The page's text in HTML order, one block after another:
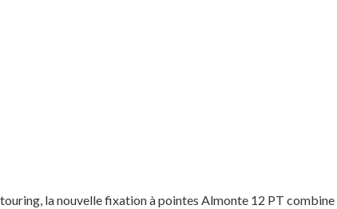
la nouvelle fixation à pointes Almonte 12 PT